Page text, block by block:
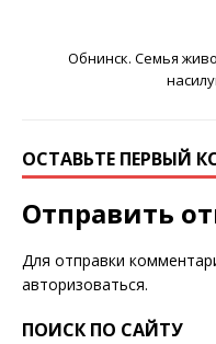
Обнинск. Семья
ОСТАВЬТЕ ПЕРВЫЙ
Отправить
Для отправки
авторизоваться.
ПОИСК ПО САЙТУ